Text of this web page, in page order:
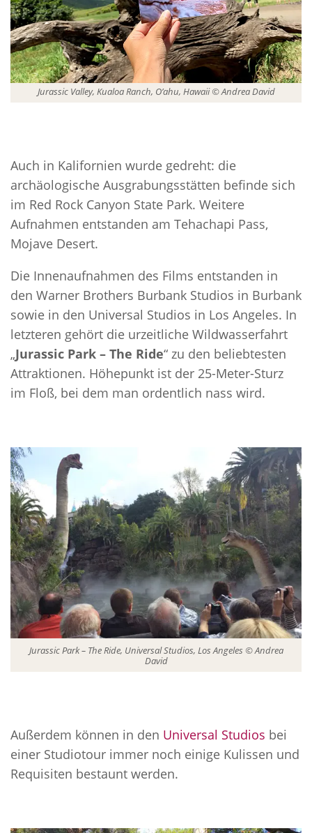
Jurassic Valley, Kualoa Ranch, O’ahu, Hawaii © Andrea David
Auch in Kalifornien wurde gedreht: die
archäologische Ausgrabungsstätten befinde sich
im Red Rock Canyon State Park. Weitere
Aufnahmen entstanden am Tehachapi Pass,
Mojave Desert.
Die Innenaufnahmen des Films entstanden in
den Warner Brothers Burbank Studios in Burbank
sowie in den Universal Studios in Los Angeles. In
letzteren gehört die urzeitliche Wildwasserfahrt
„Jurassic Park – The Ride“ zu den beliebtesten
Attraktionen. Höhepunkt ist der 25-Meter-Sturz
im Floß, bei dem man ordentlich nass wird.
Jurassic Park – The Ride, Universal Studios, Los Angeles © Andrea
David
Außerdem können in den Universal Studios bei
einer Studiotour immer noch einige Kulissen und
Requisiten bestaunt werden.